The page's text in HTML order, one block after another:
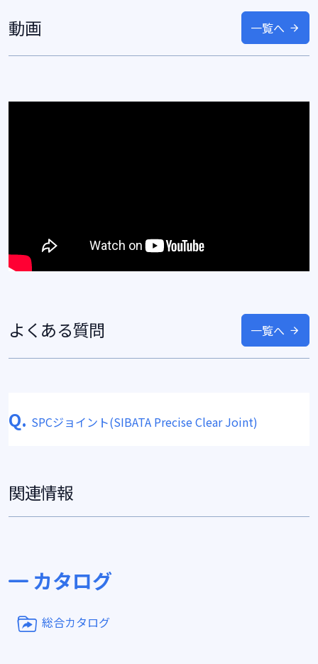
動画 一覧へ
よくある質問 一覧へ
Q. SPCジョイント(SIBATA Precise Clear Joint)
関連情報
カタログ
総合カタログ